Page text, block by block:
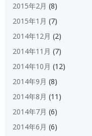
2015年2月 (8)
2015年1月 (7)
2014年12月 (2)
2014年11月 (7)
2014年10月 (12)
2014年9月 (8)
2014年8月 (11)
2014年7月 (6)
2014年6月 (6)